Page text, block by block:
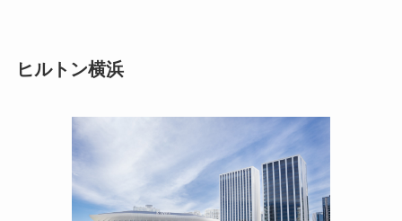
ヒルトン横浜